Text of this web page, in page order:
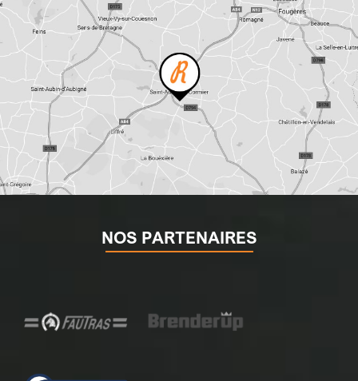
NOS PARTENAIRES